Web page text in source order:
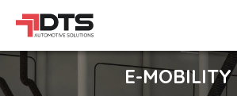
E-MOBILITY